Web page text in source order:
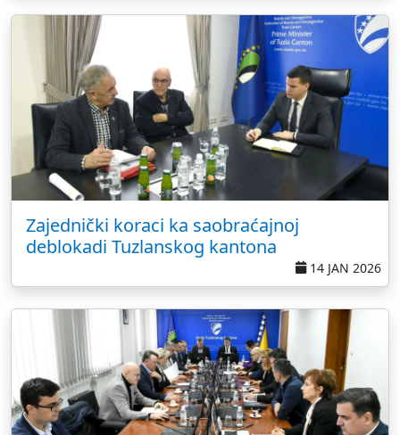
Zajednički koraci ka saobraćajnoj
deblokadi Tuzlanskog kantona
14 JAN 2026